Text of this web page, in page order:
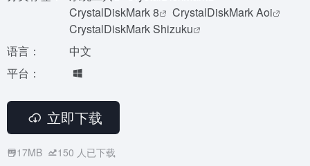
CrystalDiskMark 8
CrystalDiskMark Aoi
CrystalDiskMark Shizuku
语言：
中文
平台：
立即下载
17MB 150 人已下载